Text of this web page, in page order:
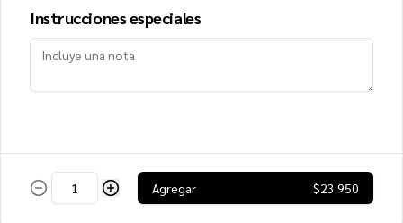
ahumado, alcaparras, palmitos y crema
$17.800
Instrucciones especiales
Agregar $23.950